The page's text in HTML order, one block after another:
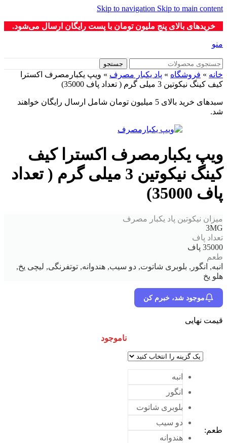
Skip to navigation Skip to main content
خریدهای بالای پنج ملیون تومان با پست رایگان ارسال می‌شود.
منو
جستجو
خانه » فروشگاه » پاد یکبار مصرف » ویپ یکبارمصرف اکسترا
کیف کینگ نیکوتین 3 میلی گرم ( تعداد پاف 35000)
سبدهای خرید بالای 5 میلیون تومان شامل ارسال رایگان خواهند
شد.
ویپ یکبارمصرف اکسترا کیف
کینگ نیکوتین 3 میلی گرم ( تعداد
پاف 35000)
میزان نیکوتین پاد یکبار مصرف
3MG
تعداد پاف
35000 پاف
طعم
انبه, انگور, بلوبری شاتوت, دو سیب, هندوانه, توتفرنگی, لیچی یخ,
هلو یخ
موجود شد، خبرم کن
قیمت نهایی
ناموجود
طعم:
انبه
انگور
بلوبری شاتوت
دو سیب
هندوانه